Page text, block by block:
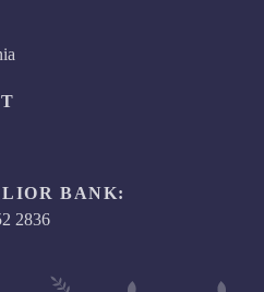
BANK:
2836